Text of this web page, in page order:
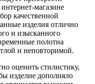
магазине
качественной
изделия отлично
и изысканного
полотна
и неповторимой.
оценить стилистику,
изделие дополняло